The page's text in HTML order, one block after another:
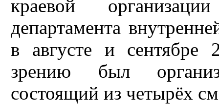
краевой
департамента
в августе и сентябре
зрению был
состоящий из четырёх